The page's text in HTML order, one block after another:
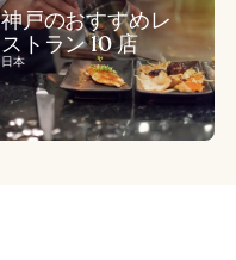
神戸のおすすめレ
ストラン 10 店
日本